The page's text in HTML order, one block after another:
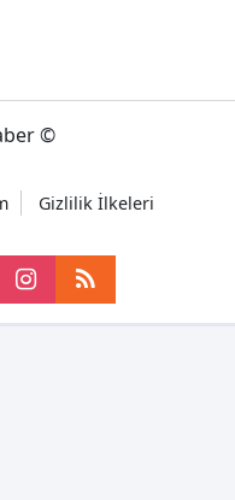
©
Gizlilik İlkeleri